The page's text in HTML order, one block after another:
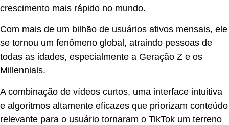
crescimento mais rápido no mundo.
Com mais de um bilhão de usuários ativos mensais, ele
se tornou um fenômeno global, atraindo pessoas de
todas as idades, especialmente a Geração Z e os
Millennials.
A combinação de vídeos curtos, uma interface intuitiva
e algoritmos altamente eficazes que priorizam conteúdo
relevante para o usuário tornaram o TikTok um terreno